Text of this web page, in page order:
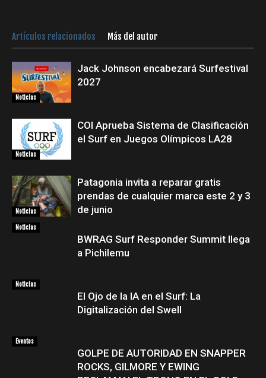
Artículos relacionados Más del autor
Noticias
Jack Johnson encabezará Surfestival
2027
Noticias
COI Aprueba Sistema de Clasificación
el Surf en Juegos Olímpicos LA28
Noticias
Patagonia invita a reparar gratis
prendas de cualquier marca este 2 y 3
de junio
Noticias
BWRAG Surf Responder Summit llega
a Pichilemu
Noticias
El Ojo de la IA en el Surf: La
Digitalización del Swell
Eventos
GOLPE DE AUTORIDAD EN SNAPPER
ROCKS, GILMORE Y EWING